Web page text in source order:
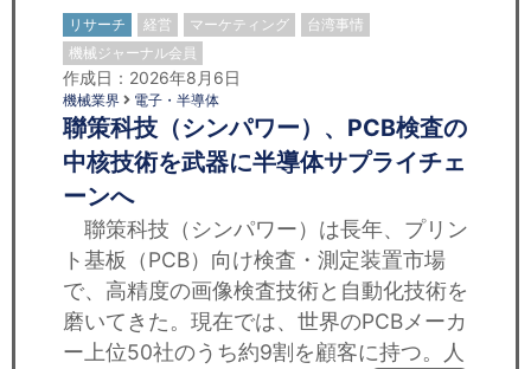
リサーチ 経営 マーケティング
台湾事情
機械ジャーナル会員
作成日：2026年8月6日
機械業界 電子・半導体
聯策科技（シンパワー）、PCB検査の
中核技術を武器に半導体サプライチェ
ーンへ
聯策科技（シンパワー）は長年、プリン
ト基板（PCB）向け検査・測定装置市場
で、高精度の画像検査技術と自動化技術を
磨いてきた。現在では、世界のPCBメーカ
ー上位50社のうち約9割を顧客に持つ。人